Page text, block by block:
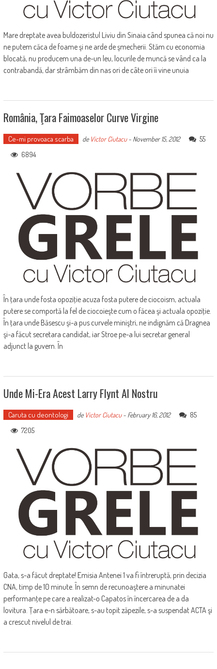
Mare dreptate avea buldozeristul Liviu din Sinaia când spunea că noi nu
ne putem căca de foame şi ne arde de şmecherii. Stăm cu economia
blocată, nu producem una de-un leu, locurile de muncă se vând ca la
contrabandă, dar strâmbăm din nas ori de câte ori îi vine unuia
România, Ţara Faimoaselor Curve Virgine
Ce-mi provoaca scarba de Victor Ciutacu- November 15, 2012
55
6894
În ţara unde fosta opoziţie acuza fosta putere de ciocoism, actuala
putere se comportă la fel de ciocoieşte cum o făcea şi actuala opoziţie.
În ţara unde Băsescu şi-a pus curvele miniştri, ne indignăm că Dragnea
şi-a făcut secretara candidat, iar Stroe pe-a lui secretar general
adjunct la guvern. În
Unde Mi-Era Acest Larry Flynt Al Nostru
Caruta cu deontologi de Victor Ciutacu- February 16, 2012
85
7205
Gata, s-a făcut dreptate! Emisia Antenei 1 va fi întreruptă, prin decizia
CNA, timp de 10 minute. În semn de recunoaştere a minunatei
performanţe pe care a realizat-o Capatos în încercarea de a da
lovitura. Ţara e-n sărbătoare, s-au topit zăpezile, s-a suspendat ACTA şi
a crescut nivelul de trai.